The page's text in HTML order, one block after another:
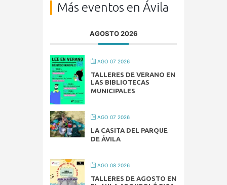
Más eventos en Ávila
AGOSTO 2026
AGO 07 2026
TALLERES DE VERANO EN
LAS BIBLIOTECAS
MUNICIPALES
AGO 07 2026
LA CASITA DEL PARQUE
DE ÁVILA
AGO 08 2026
TALLERES DE AGOSTO EN